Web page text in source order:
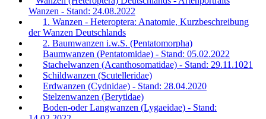
Wanzen - Stand: 24.08.2022
1. Wanzen - Heteroptera: Anatomie, Kurzbeschreibung
der Wanzen Deutschlands
2. Baumwanzen i.w.S. (Pentatomorpha)
Baumwanzen (Pentatomidae) - Stand: 05.02.2022
Stachelwanzen (Acanthosomatidae) - Stand: 29.11.1021
Schildwanzen (Scutelleridae)
Erdwanzen (Cydnidae) - Stand: 28.04.2020
Stelzenwanzen (Berytidae)
Boden-oder Langwanzen (Lygaeidae) - Stand: